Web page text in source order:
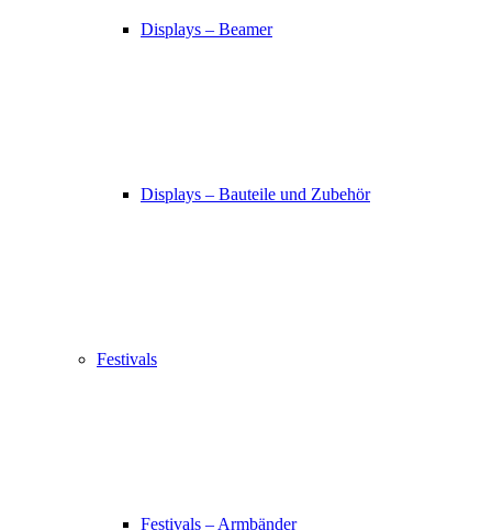
Displays – Beamer
Displays – Bauteile und Zubehör
Festivals
Festivals – Armbänder